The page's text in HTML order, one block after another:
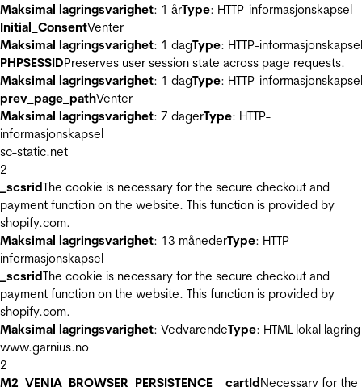
Maksimal lagringsvarighet: 1 årType: HTTP-informasjonskapsel
Initial_ConsentVenter
Maksimal lagringsvarighet: 1 dagType: HTTP-informasjonskapsel
PHPSESSIDPreserves user session state across page requests.
Maksimal lagringsvarighet: 1 dagType: HTTP-informasjonskapsel
prev_page_pathVenter
Maksimal lagringsvarighet: 7 dagerType: HTTP-
informasjonskapsel
sc-static.net
2
_scsridThe cookie is necessary for the secure checkout and
payment function on the website. This function is provided by
shopify.com.
Maksimal lagringsvarighet: 13 månederType: HTTP-
informasjonskapsel
_scsridThe cookie is necessary for the secure checkout and
payment function on the website. This function is provided by
shopify.com.
Maksimal lagringsvarighet: VedvarendeType: HTML lokal lagring
www.garnius.no
2
M2_VENIA_BROWSER_PERSISTENCE__cartIdNecessary for the